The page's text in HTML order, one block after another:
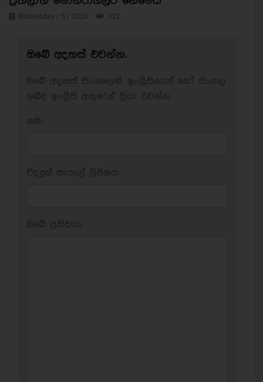
Wednesday / 5 / 2026 322
ඔබේ අදහස් එවන්න.